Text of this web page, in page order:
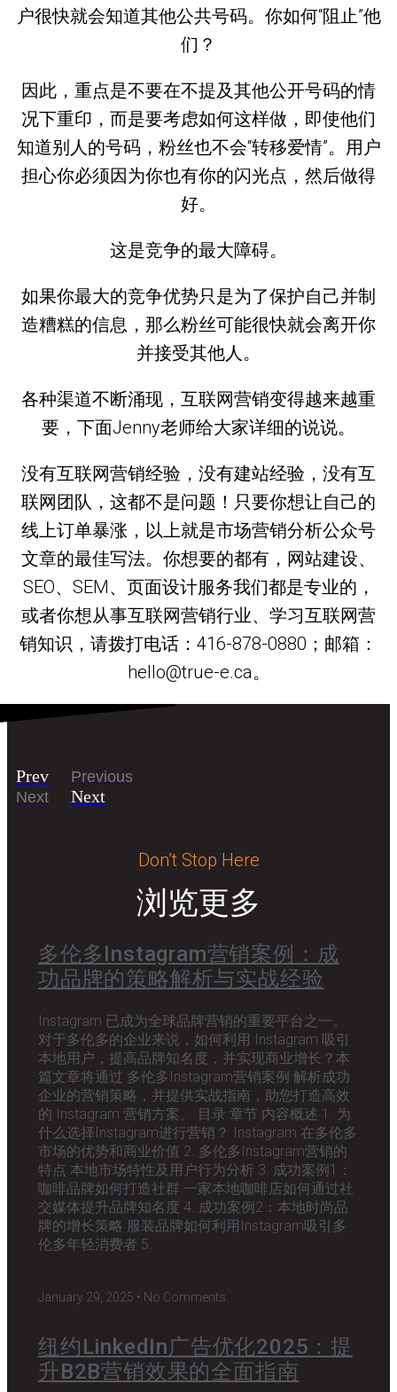
户很快就会知道其他公共号码。你如何“阻止”他
们？
因此，重点是不要在不提及其他公开号码的情
况下重印，而是要考虑如何这样做，即使他们
知道别人的号码，粉丝也不会“转移爱情”。用户
担心你必须因为你也有你的闪光点，然后做得
好。
这是竞争的最大障碍。
如果你最大的竞争优势只是为了保护自己并制
造糟糕的信息，那么粉丝可能很快就会离开你
并接受其他人。
各种渠道不断涌现，互联网营销变得越来越重
要，下面Jenny老师给大家详细的说说。
没有互联网营销经验，没有建站经验，没有互
联网团队，这都不是问题！只要你想让自己的
线上订单暴涨，以上就是市场营销分析公众号
文章的最佳写法。你想要的都有，网站建设、
SEO、SEM、页面设计服务我们都是专业的，
或者你想从事互联网营销行业、学习互联网营
销知识，请拨打电话：416-878-0880；邮箱：
hello@true-e.ca。
Prev
Previous
Next
Next
Don’t Stop Here
浏览更多
多伦多Instagram营销案例：成
功品牌的策略解析与实战经验
Instagram 已成为全球品牌营销的重要平台之一。
对于多伦多的企业来说，如何利用 Instagram 吸引
本地用户，提高品牌知名度，并实现商业增长？本
篇文章将通过 多伦多Instagram营销案例 解析成功
企业的营销策略，并提供实战指南，助您打造高效
的 Instagram 营销方案。 目录 章节 内容概述 1. 为
什么选择Instagram进行营销？ Instagram 在多伦多
市场的优势和商业价值 2. 多伦多Instagram营销的
特点 本地市场特性及用户行为分析 3. 成功案例1：
咖啡品牌如何打造社群 一家本地咖啡店如何通过社
交媒体提升品牌知名度 4. 成功案例2：本地时尚品
牌的增长策略 服装品牌如何利用Instagram吸引多
伦多年轻消费者 5.
January 29, 2025 No Comments
纽约LinkedIn广告优化2025：提
升B2B营销效果的全面指南